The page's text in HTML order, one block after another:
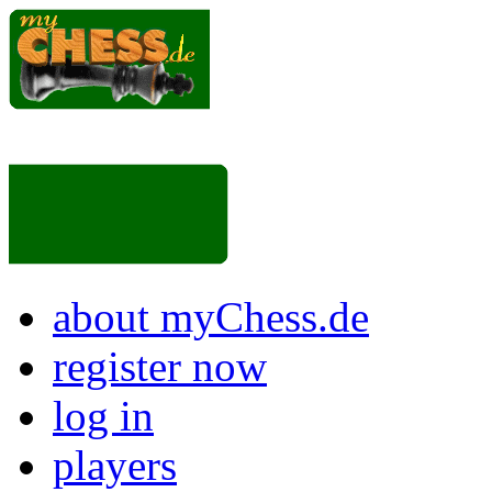
about myChess.de
register now
log in
players